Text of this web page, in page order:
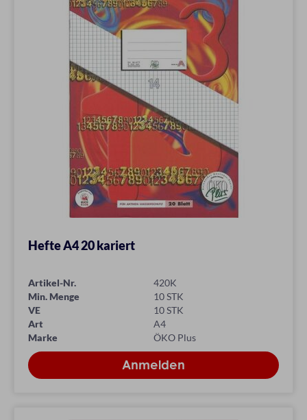
Hefte A4 20 kariert
Artikel-Nr.
420K
Min. Menge
10 STK
VE
10 STK
Art
A4
Marke
ÖKO Plus